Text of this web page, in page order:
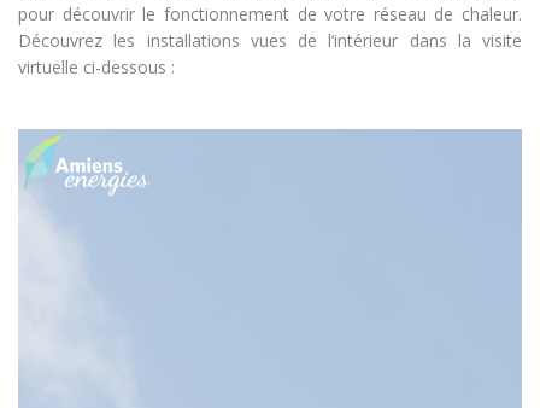
pour découvrir le fonctionnement de votre réseau de chaleur.
Découvrez les installations vues de l’intérieur dans la visite
virtuelle ci-dessous :